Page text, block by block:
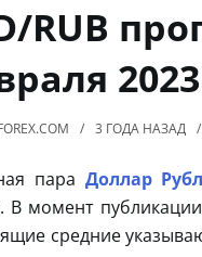
RUB
2023
3 ГОДА НАЗАД
пара Доллар
В момент
средние